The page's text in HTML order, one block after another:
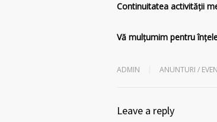
Continuitatea activității
Vă mulțumim pentru
ADMIN ANUNTURI /
Leave a reply